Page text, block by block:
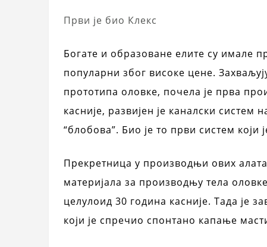
Први је био Клекс
Богате и образоване елите су имале
популарни због високе цене.
прототипа оловке, почела је прва
касније, развијен је каналски
“блобова”. Био је то први систем
Прекретница у производњи ових
материјала за производњу тела
целулоид 30 година касније. Тада је
који је спречио спонтано капање